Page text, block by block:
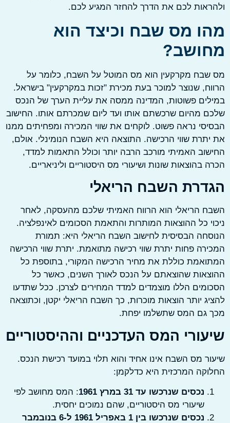
לכם את הדרך להחזר המגיע לכם.
מס שבח וכיצד הוא
מקרקעין הוא מס המוטל על השבח, כלומר על
שנוצר למוכר בעת מכירת "זכות במקרקעין" בישראל.
פשוטות, המדינה ממסה את עליית הערך של הנכס
מהיום שרכשתם אותו ועד ליום שמכרתם אותו. החישוב
נראה פשוט. לוקחים את שווי המכירה ומפחיתים ממנו
שווי הרכישה. התוצאה היא השבח הנומינלי. אולם,
האמיתי מורכב הרבה יותר וכולל התאמות למדד,
בהוצאות שונות ושיעורי מס היסטוריים וליניאריים.
השבח הריאלי
הריאלי הוא הרווח האמיתי שלכם מהעסקה, לאחר
כל ההוצאות המותרות והתאמת הסכומים לאינפלציה.
הבסיסית לחישוב השבח הריאלי היא: תמורת
פחות יתרת שווי רכישה מתואמת. יתרת שווי הרכישה
כוללת את מחיר הרכישה המקורי, בתוספת כל
שהוצאתם על הנכס לאורך השנים, כאשר כל
הללו מוצמדים למדד המחירים לצרכן. ככל שתדעו
יותר הוצאות מוכרות, כך השבח הריאלי יקטן, וכתוצאה
גם המס שתשלמו יפחת.
המס העדכניים וההיסטוריים
מס השבח אינו אחיד והוא תלוי במועד רכישת הנכס.
המרכזית היא כדלקמן:
נכסים שנרכשו עד 31 במרץ 1961
: המס מחושב לפי
שיעורי מס היסטוריים, שהם נמוכים יחסית.
נכסים שנרכשו בין 1 באפריל 1961 ל-6 בנובמבר